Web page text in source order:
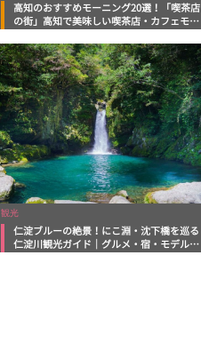
高知のおすすめモーニング20選！「喫茶店
の街」高知で美味しい喫茶店・カフェモー
観光
仁淀ブルーの絶景！にこ淵・沈下橋を巡る
仁淀川観光ガイド｜グルメ・宿・モデルコ